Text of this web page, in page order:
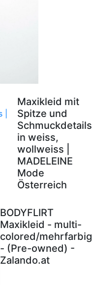
Maxikleid mit
Spitze und
Schmuckdetails
in weiss,
wollweiss |
MADELEINE
Mode
Österreich
BODYFLIRT
Maxikleid - multi-
colored/mehrfarbig
- (Pre-owned) -
Zalando.at